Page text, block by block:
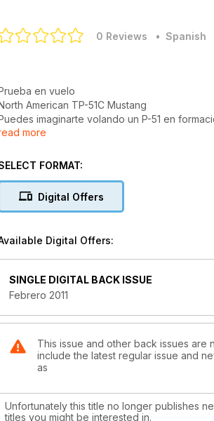
0 Reviews • Spanish
en vuelo
American TP-51C Mustang
imaginarte volando un P-51 en
Unwin tuvo la oportunidad de volar
aplicada
diferentes formas de precipitación el
cuenta el piloto.
primario de vuelo y display
y procesar la información de los PFDs.
Grandes rutas
Raid Cinco Naciones (V): Asalto ECHO: Alpes
Crisis en la acrobacia española
“Ni unos tan buenos ni otros tan malos.”
Jacob-52
Jacob52 es una asociación fuerte que
more
FORMAT:
Digital Offers
Digital Offers:
SINGLE DIGITAL BACK ISSUE
Febrero 2011
This issue and other back issues are
include the latest regular issue and
as
Unfortunately this title no longer publishes
titles you might be interested in.